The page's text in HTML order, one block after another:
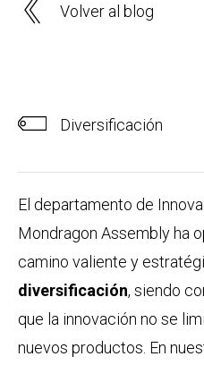
Volver al blog
Diversificación
El departamento de
Mondragon Assembly ha
camino valiente y
diversificación, siendo
que la innovación no se
nuevos productos. En